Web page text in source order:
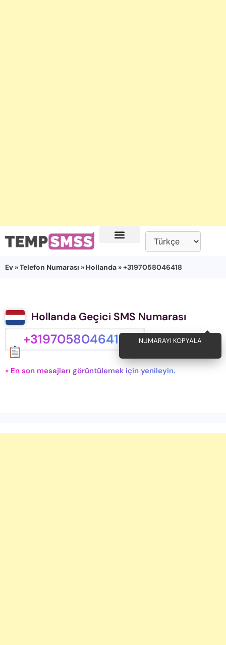
Ev »Telefon Numarası » Hollanda » +3197058046418
Hollanda Geçici SMS Numarası
+3197058046418 NUMARAYI KOPYALA
» En son mesajları görüntülemek için yenileyin.